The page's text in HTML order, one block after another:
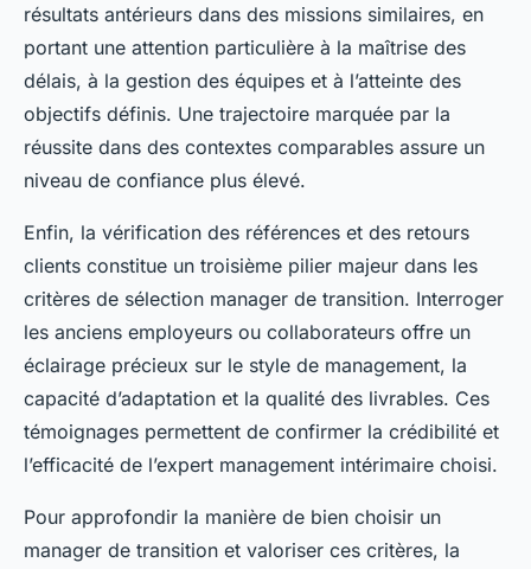
résultats antérieurs dans des missions similaires, en
portant une attention particulière à la maîtrise des
délais, à la gestion des équipes et à l’atteinte des
objectifs définis. Une trajectoire marquée par la
réussite dans des contextes comparables assure un
niveau de confiance plus élevé.
Enfin, la vérification des références et des retours
clients constitue un troisième pilier majeur dans les
critères de sélection manager de transition. Interroger
les anciens employeurs ou collaborateurs offre un
éclairage précieux sur le style de management, la
capacité d’adaptation et la qualité des livrables. Ces
témoignages permettent de confirmer la crédibilité et
l’efficacité de l’expert management intérimaire choisi.
Pour approfondir la manière de bien choisir un
manager de transition et valoriser ces critères, la